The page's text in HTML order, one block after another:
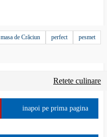
masa de Crăciun perfect
pesmet
Retete culinare
inapoi pe prima pagina